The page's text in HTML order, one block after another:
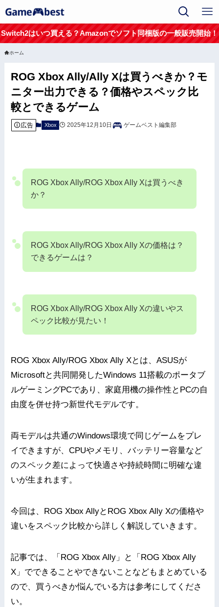
Switch2はいつ買える？Amazonでソフト同梱版の一般販売開始！
ホーム
ROG Xbox Ally/Ally Xは買うべきか？モ
ニター出力できる？価格やスペック比
較とできるゲーム
広告 Xbox 2025年12月10日 ゲームベスト編集部
ROG Xbox Ally/ROG Xbox Ally Xは買うべき
か？
ROG Xbox Ally/ROG Xbox Ally Xの価格は？
できるゲームは？
ROG Xbox Ally/ROG Xbox Ally Xの違いやス
ペック比較が見たい！
ROG Xbox Ally/ROG Xbox Ally Xとは、ASUSが
Microsoftと共同開発したWindows 11搭載のポータブ
ルゲーミングPCであり、家庭用機の操作性とPCの自
由度を併せ持つ新世代モデルです。
両モデルは共通のWindows環境で同じゲームをプレ
イできますが、CPUやメモリ、バッテリー容量など
のスペック差によって快適さや持続時間に明確な違
いが生まれます。
今回は、ROG Xbox AllyとROG Xbox Ally Xの価格や
違いをスペック比較から詳しく解説していきます。
記事では、「ROG Xbox Ally」と「ROG Xbox Ally
X」でできることやできないことなどもまとめている
ので、買うべきか悩んでいる方は参考にしてくださ
い。